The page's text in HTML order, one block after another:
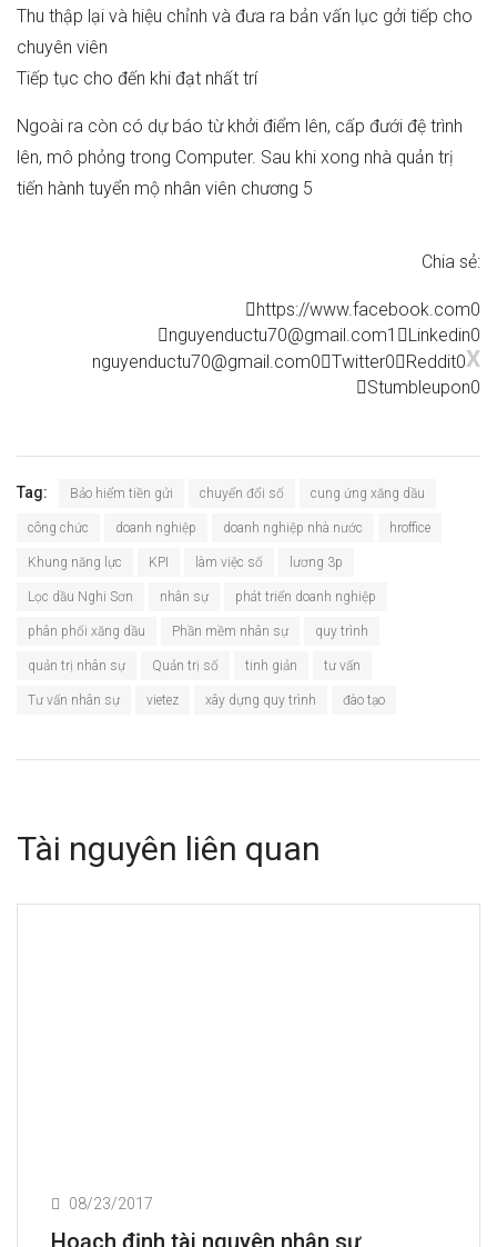
Thu thập lại và hiệu chỉnh và đưa ra bản vấn lục gởi tiếp cho
chuyên viên
Tiếp tục cho đến khi đạt nhất trí
Ngoài ra còn có dự báo từ khởi điểm lên, cấp đưới đệ trình
lên, mô phỏng trong Computer. Sau khi xong nhà quản trị
tiến hành tuyển mộ nhân viên chương 5
Chia sẻ:
https://www.facebook.com0
nguyenductu70@gmail.com1 Linkedin0
X
nguyenductu70@gmail.com0 Twitter0 Reddit0
Stumbleupon0
Tag: Bảo hiểm tiền gửi chuyển đổi số cung ứng xăng dầu
công chức doanh nghiệp doanh nghiệp nhà nước hroffice
Khung năng lực KPI làm việc số lương 3p
Lọc dầu Nghi Sơn nhân sự phát triển doanh nghiệp
phân phối xăng dầu Phần mềm nhân sự quy trình
quản trị nhân sự Quản trị số tinh giản tư vấn
Tư vấn nhân sự vietez xây dựng quy trình đào tạo
Tài nguyên liên quan
08/23/2017
Hoạch định tài nguyên nhân sự